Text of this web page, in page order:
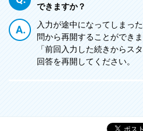
できますか？
入力が途中になってしまっ
問から再開することができま
「前回入力した続きからス
回答を再開してください。